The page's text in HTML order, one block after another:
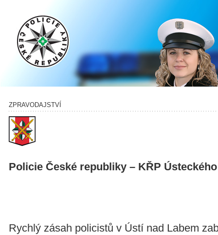
ZPRAVODAJSTVÍ
Policie České republiky – KŘP
Rychlý zásah policistů v Ústí nad Labem